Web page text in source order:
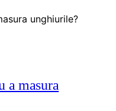
a masura